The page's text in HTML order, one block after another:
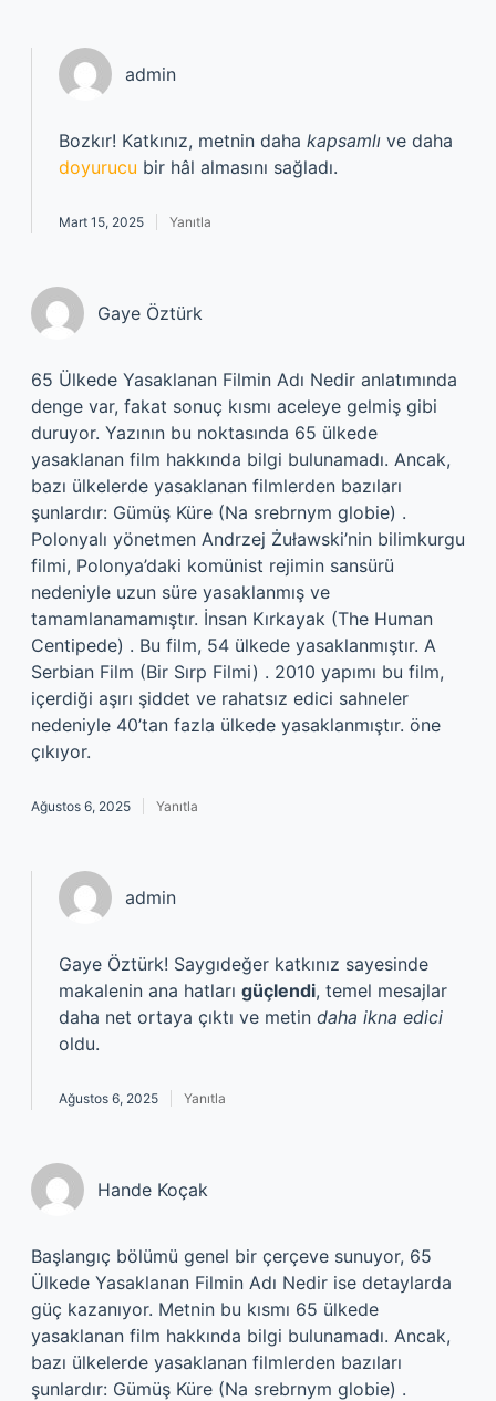
admin
Bozkır! Katkınız, metnin daha kapsamlı ve daha
doyurucu bir hâl almasını sağladı.
Mart 15, 2025 Yanıtla
Gaye Öztürk
65 Ülkede Yasaklanan Filmin Adı Nedir anlatımında
denge var, fakat sonuç kısmı aceleye gelmiş gibi
duruyor. Yazının bu noktasında 65 ülkede
yasaklanan film hakkında bilgi bulunamadı. Ancak,
bazı ülkelerde yasaklanan filmlerden bazıları
şunlardır: Gümüş Küre (Na srebrnym globie) .
Polonyalı yönetmen Andrzej Żuławski’nin bilimkurgu
filmi, Polonya’daki komünist rejimin sansürü
nedeniyle uzun süre yasaklanmış ve
tamamlanamamıştır. İnsan Kırkayak (The Human
Centipede) . Bu film, 54 ülkede yasaklanmıştır. A
Serbian Film (Bir Sırp Filmi) . 2010 yapımı bu film,
içerdiği aşırı şiddet ve rahatsız edici sahneler
nedeniyle 40’tan fazla ülkede yasaklanmıştır. öne
çıkıyor.
Ağustos 6, 2025 Yanıtla
admin
Gaye Öztürk! Saygıdeğer katkınız sayesinde
makalenin ana hatları güçlendi, temel mesajlar
daha net ortaya çıktı ve metin daha ikna edici
oldu.
Ağustos 6, 2025 Yanıtla
Hande Koçak
Başlangıç bölümü genel bir çerçeve sunuyor, 65
Ülkede Yasaklanan Filmin Adı Nedir ise detaylarda
güç kazanıyor. Metnin bu kısmı 65 ülkede
yasaklanan film hakkında bilgi bulunamadı. Ancak,
bazı ülkelerde yasaklanan filmlerden bazıları
şunlardır: Gümüş Küre (Na srebrnym globie) .